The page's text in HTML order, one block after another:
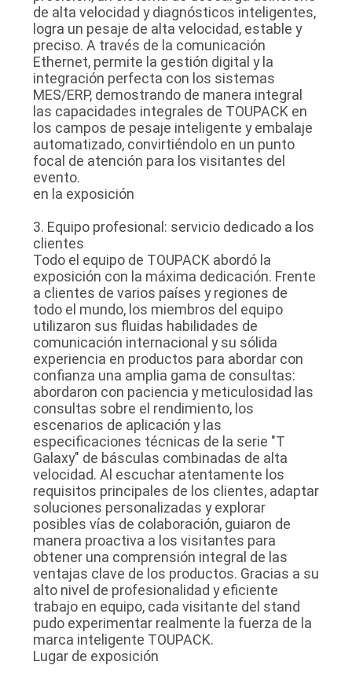
de alta velocidad y diagnósticos inteligentes,
logra un pesaje de alta velocidad, estable y
preciso. A través de la comunicación
Ethernet, permite la gestión digital y la
integración perfecta con los sistemas
MES/ERP, demostrando de manera integral
las capacidades integrales de TOUPACK en
los campos de pesaje inteligente y embalaje
automatizado, convirtiéndolo en un punto
focal de atención para los visitantes del
evento.
en la exposición
3. Equipo profesional: servicio dedicado a los
clientes
Todo el equipo de TOUPACK abordó la
exposición con la máxima dedicación. Frente
a clientes de varios países y regiones de
todo el mundo, los miembros del equipo
utilizaron sus fluidas habilidades de
comunicación internacional y su sólida
experiencia en productos para abordar con
confianza una amplia gama de consultas:
abordaron con paciencia y meticulosidad las
consultas sobre el rendimiento, los
escenarios de aplicación y las
especificaciones técnicas de la serie "T
Galaxy" de básculas combinadas de alta
velocidad. Al escuchar atentamente los
requisitos principales de los clientes, adaptar
soluciones personalizadas y explorar
posibles vías de colaboración, guiaron de
manera proactiva a los visitantes para
obtener una comprensión integral de las
ventajas clave de los productos. Gracias a su
alto nivel de profesionalidad y eficiente
trabajo en equipo, cada visitante del stand
pudo experimentar realmente la fuerza de la
marca inteligente TOUPACK.
Lugar de exposición